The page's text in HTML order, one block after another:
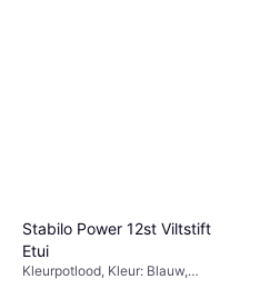
Stabilo Power 12st Viltstift
Etui
Kleurpotlood, Kleur: Blauw,